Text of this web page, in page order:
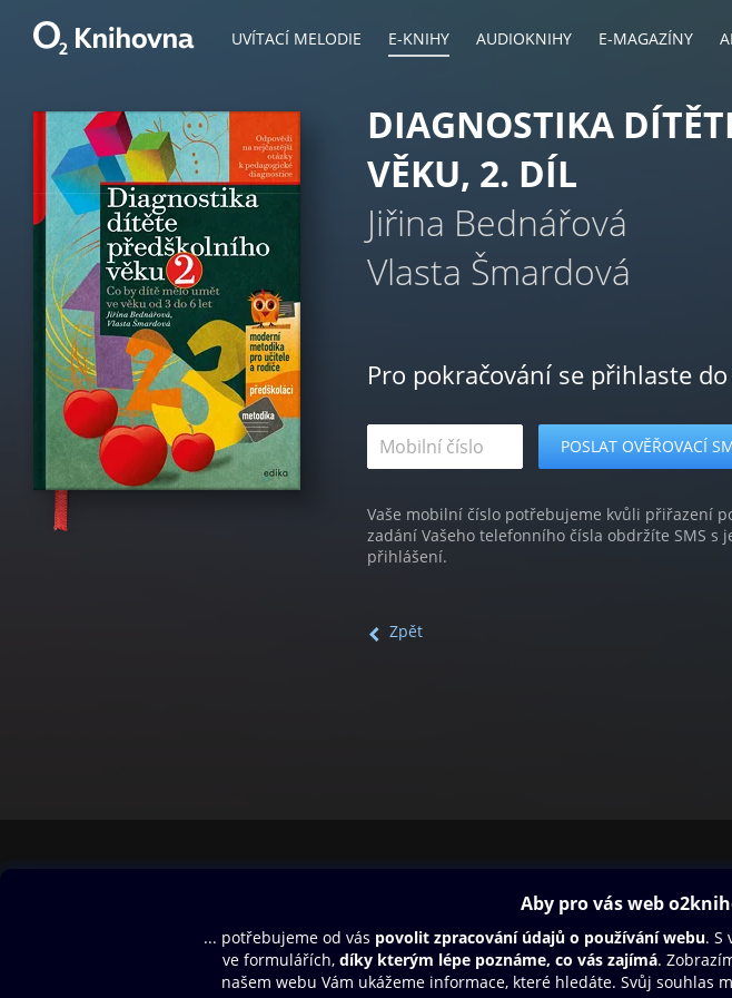
UVÍTACÍ MELODIE E-KNIHY AUDIOKNIHY E-MAGAZÍNY
DIAGNOSTIKA
VĚKU, 2. DÍL
Jiřina Bednářová
Vlasta Šmardová
Pro pokračování se přihlaste
Vaše mobilní číslo potřebujeme kvůli přiřazení
zadání Vašeho telefonního čísla obdržíte SMS s
přihlášení.
Zpět
Aplikace a hry
SMS/MMS Info
Blog
Dárkový poukaz
Nápověda
Oneplay Originály
Sport